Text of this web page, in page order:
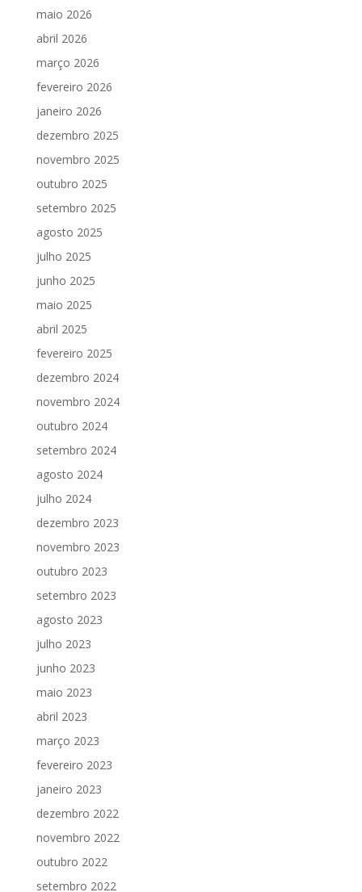
maio 2026
abril 2026
março 2026
fevereiro 2026
janeiro 2026
dezembro 2025
novembro 2025
outubro 2025
setembro 2025
agosto 2025
julho 2025
junho 2025
maio 2025
abril 2025
fevereiro 2025
dezembro 2024
novembro 2024
outubro 2024
setembro 2024
agosto 2024
julho 2024
dezembro 2023
novembro 2023
outubro 2023
setembro 2023
agosto 2023
julho 2023
junho 2023
maio 2023
abril 2023
março 2023
fevereiro 2023
janeiro 2023
dezembro 2022
novembro 2022
outubro 2022
setembro 2022